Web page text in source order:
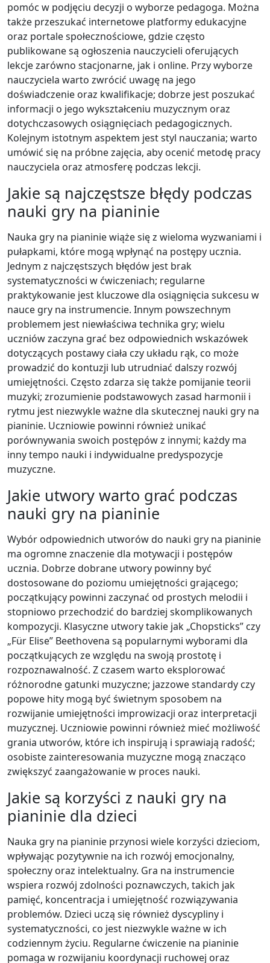
pomóc w podjęciu decyzji o wyborze pedagoga. Można
także przeszukać internetowe platformy edukacyjne
oraz portale społecznościowe, gdzie często
publikowane są ogłoszenia nauczycieli oferujących
lekcje zarówno stacjonarne, jak i online. Przy wyborze
nauczyciela warto zwrócić uwagę na jego
doświadczenie oraz kwalifikacje; dobrze jest poszukać
informacji o jego wykształceniu muzycznym oraz
dotychczasowych osiągnięciach pedagogicznych.
Kolejnym istotnym aspektem jest styl nauczania; warto
umówić się na próbne zajęcia, aby ocenić metodę pracy
nauczyciela oraz atmosferę podczas lekcji.
Jakie są najczęstsze błędy podczas
nauki gry na pianinie
Nauka gry na pianinie wiąże się z wieloma wyzwaniami i
pułapkami, które mogą wpłynąć na postępy ucznia.
Jednym z najczęstszych błędów jest brak
systematyczności w ćwiczeniach; regularne
praktykowanie jest kluczowe dla osiągnięcia sukcesu w
nauce gry na instrumencie. Innym powszechnym
problemem jest niewłaściwa technika gry; wielu
uczniów zaczyna grać bez odpowiednich wskazówek
dotyczących postawy ciała czy układu rąk, co może
prowadzić do kontuzji lub utrudniać dalszy rozwój
umiejętności. Często zdarza się także pomijanie teorii
muzyki; zrozumienie podstawowych zasad harmonii i
rytmu jest niezwykle ważne dla skutecznej nauki gry na
pianinie. Uczniowie powinni również unikać
porównywania swoich postępów z innymi; każdy ma
inny tempo nauki i indywidualne predyspozycje
muzyczne.
Jakie utwory warto grać podczas
nauki gry na pianinie
Wybór odpowiednich utworów do nauki gry na pianinie
ma ogromne znaczenie dla motywacji i postępów
ucznia. Dobrze dobrane utwory powinny być
dostosowane do poziomu umiejętności grającego;
początkujący powinni zaczynać od prostych melodii i
stopniowo przechodzić do bardziej skomplikowanych
kompozycji. Klasyczne utwory takie jak „Chopsticks” czy
„Für Elise” Beethovena są popularnymi wyborami dla
początkujących ze względu na swoją prostotę i
rozpoznawalność. Z czasem warto eksplorować
różnorodne gatunki muzyczne; jazzowe standardy czy
popowe hity mogą być świetnym sposobem na
rozwijanie umiejętności improwizacji oraz interpretacji
muzycznej. Uczniowie powinni również mieć możliwość
grania utworów, które ich inspirują i sprawiają radość;
osobiste zainteresowania muzyczne mogą znacząco
zwiększyć zaangażowanie w proces nauki.
Jakie są korzyści z nauki gry na
pianinie dla dzieci
Nauka gry na pianinie przynosi wiele korzyści dzieciom,
wpływając pozytywnie na ich rozwój emocjonalny,
społeczny oraz intelektualny. Gra na instrumencie
wspiera rozwój zdolności poznawczych, takich jak
pamięć, koncentracja i umiejętność rozwiązywania
problemów. Dzieci uczą się również dyscypliny i
systematyczności, co jest niezwykle ważne w ich
codziennym życiu. Regularne ćwiczenie na pianinie
pomaga w rozwijaniu koordynacji ruchowej oraz